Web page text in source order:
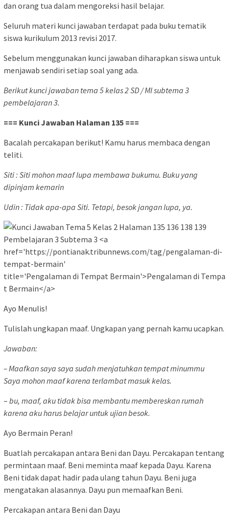
dan orang tua dalam mengoreksi hasil belajar.
Seluruh materi kunci jawaban terdapat pada buku tematik
siswa kurikulum 2013 revisi 2017.
Sebelum menggunakan kunci jawaban diharapkan siswa untuk
menjawab sendiri setiap soal yang ada.
Berikut kunci jawaban tema 5 kelas 2 SD / MI subtema 3
pembelajaran 3.
=== Kunci Jawaban Halaman 135 ===
Bacalah percakapan berikut! Kamu harus membaca dengan
teliti.
Siti : Siti mohon maaf lupa membawa bukumu. Buku yang
dipinjam kemarin
Udin : Tidak apa-apa Siti. Tetapi, besok jangan lupa, ya.
Ayo Menulis!
Tulislah ungkapan maaf. Ungkapan yang pernah kamu ucapkan.
Jawaban:
– Maafkan saya saya sudah menjatuhkan tempat minummu
Saya mohon maaf karena terlambat masuk kelas.
– bu, maaf, aku tidak bisa membantu membereskan rumah
karena aku harus belajar untuk ujian besok.
Ayo Bermain Peran!
Buatlah percakapan antara Beni dan Dayu. Percakapan tentang
permintaan maaf. Beni meminta maaf kepada Dayu. Karena
Beni tidak dapat hadir pada ulang tahun Dayu. Beni juga
mengatakan alasannya. Dayu pun memaafkan Beni.
Percakapan antara Beni dan Dayu